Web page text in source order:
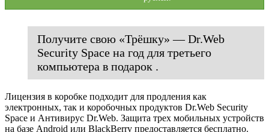
Получите свою «Трёшку» — Dr.Web
Security Space на год для третьего
компьютера в подарок .
Лицензия в коробке подходит для продления как
электронных, так и коробочных продуктов Dr.Web Security
Space и Антивирус Dr.Web. Защита трех мобильных устройств
на базе Android или BlackBerry предоставляется бесплатно.